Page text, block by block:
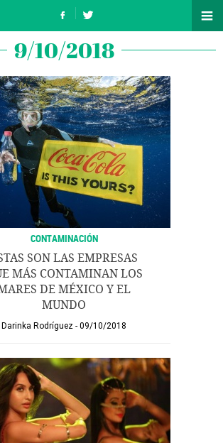
9/10/2018
CONTAMINACIÓN
SON LAS EMPRESAS
MÁS CONTAMINAN LOS
DE MÉXICO Y EL
MUNDO
Darinka Rodríguez 09/10/2018